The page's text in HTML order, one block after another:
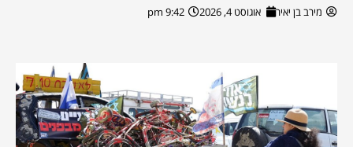
מירב בן יאיר אוגוסט 4, 2026 9:42 pm